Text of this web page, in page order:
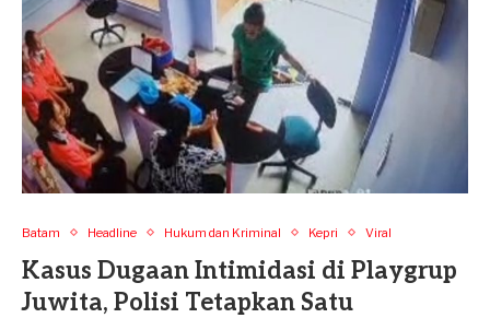
Batam Headline Hukum dan Kriminal Kepri Viral
Kasus Dugaan Intimidasi di Playgrup
Juwita, Polisi Tetapkan Satu